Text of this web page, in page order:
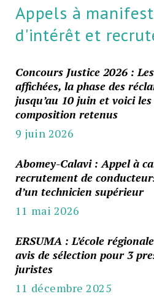
Appels à
d'intérêt et
Concours Justice 2026 :
affichées, la phase des
jusqu’au 10 juin et voici
composition retenus
9 juin 2026
Abomey-Calavi : Appel à
recrutement de
d’un technicien supérieur
11 mai 2026
ERSUMA : L’école
avis de sélection pour 3
juristes
11 décembre 2025